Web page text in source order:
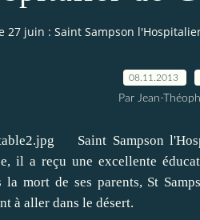
27 juin : Saint Sampson
08.11.2013
Par Jean-
Saint Sampson
il a reçu une excellente
la mort de ses parents, St
à aller dans le désert.